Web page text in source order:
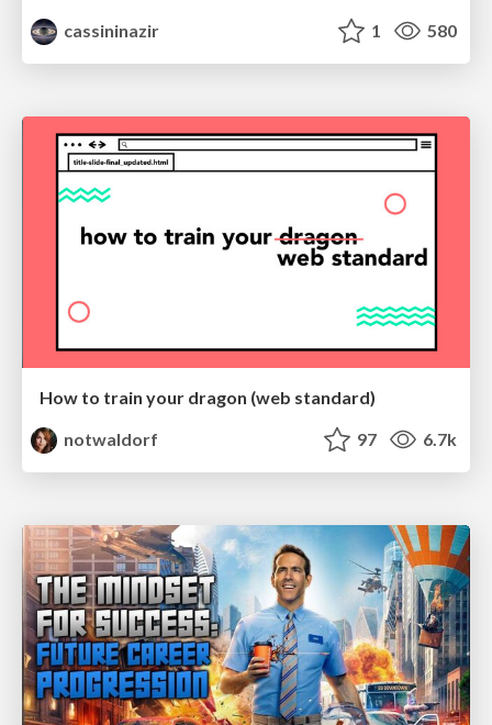
cassininazir
1 580
How to train your dragon (web standard)
notwaldorf
97 6.7k